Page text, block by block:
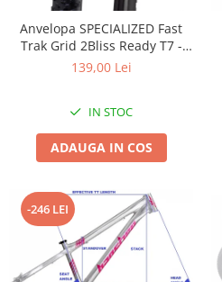
Camere
Cuvete (headset)
Frâne pe jantă
Plăcuțe frână
Piese frâne
Frâne pe disc
Furci fixe
Pompe
Produse întreținere
Scule și dispozitive
Sisteme antifurt
Sonerii
Suporți și portbagaje auto
Încălțăminte
Anvelopa SPECIALIZED Fast
Trak Grid 2Bliss Ready T7 -
29x2.35 Black - Tubeless
139,00 Lei
IN STOC
ADAUGA IN COS
-246 LEI